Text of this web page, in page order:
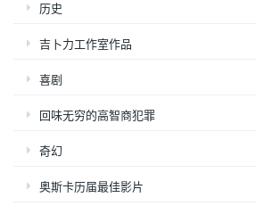
历史
吉卜力工作室作品
喜剧
回味无穷的高智商犯罪
奇幻
奥斯卡历届最佳影片